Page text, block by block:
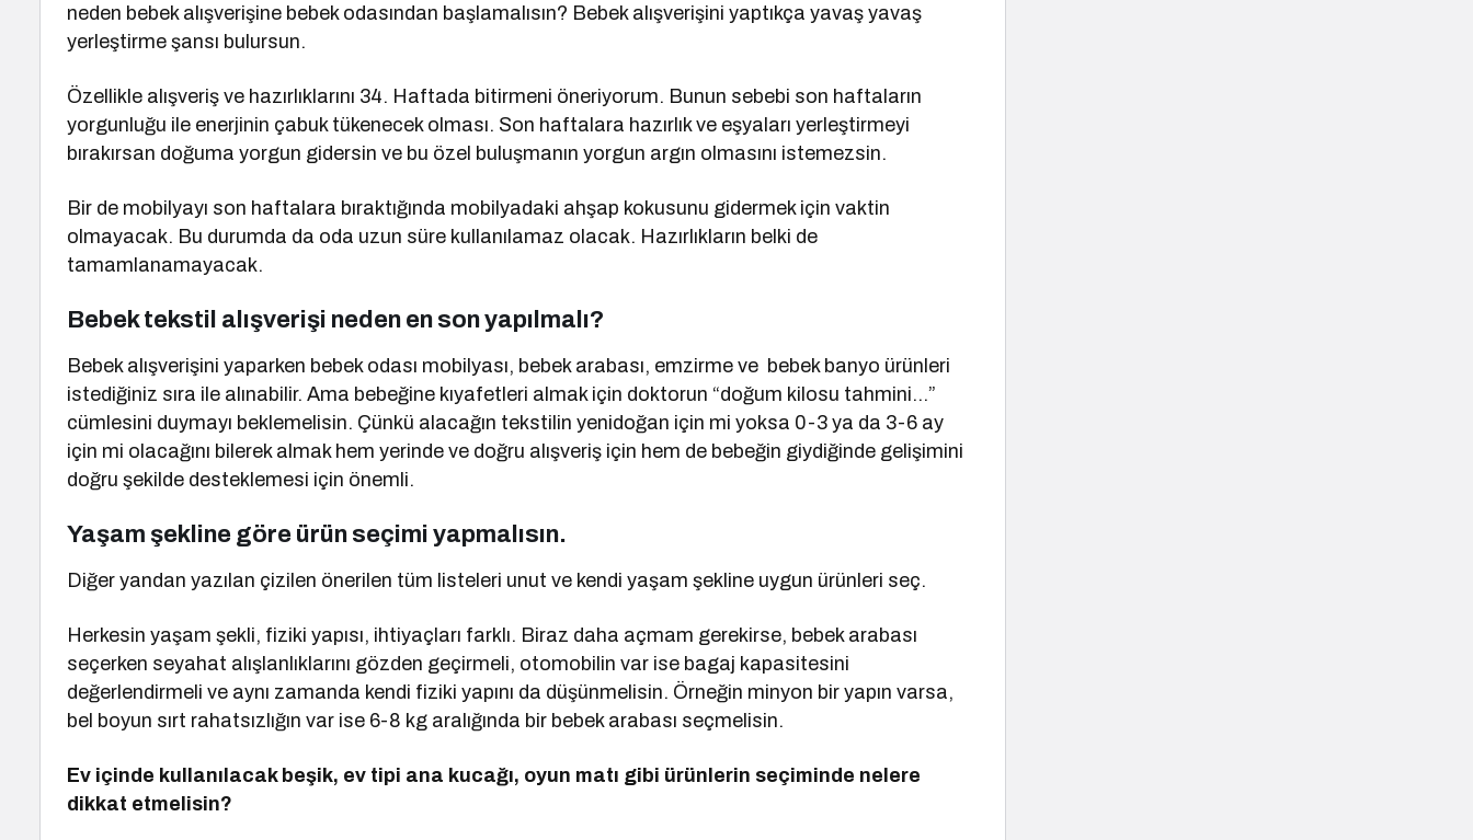
neden bebek alışverişine bebek odasından başlamalısın? Bebek alışverişini yaptıkça yavaş yavaş
yerleştirme şansı bulursun.
Özellikle alışveriş ve hazırlıklarını 34. Haftada bitirmeni öneriyorum. Bunun sebebi son haftaların
yorgunluğu ile enerjinin çabuk tükenecek olması. Son haftalara hazırlık ve eşyaları yerleştirmeyi
bırakırsan doğuma yorgun gidersin ve bu özel buluşmanın yorgun argın olmasını istemezsin.
Bir de mobilyayı son haftalara bıraktığında mobilyadaki ahşap kokusunu gidermek için vaktin
olmayacak. Bu durumda da oda uzun süre kullanılamaz olacak. Hazırlıkların belki de
tamamlanamayacak.
Bebek tekstil alışverişi neden en son yapılmalı?
Bebek alışverişini yaparken bebek odası mobilyası, bebek arabası, emzirme ve bebek banyo ürünleri
istediğiniz sıra ile alınabilir. Ama bebeğine kıyafetleri almak için doktorun “doğum kilosu tahmini…”
cümlesini duymayı beklemelisin. Çünkü alacağın tekstilin yenidoğan için mi yoksa 0-3 ya da 3-6 ay
için mi olacağını bilerek almak hem yerinde ve doğru alışveriş için hem de bebeğin giydiğinde gelişimini
doğru şekilde desteklemesi için önemli.
Yaşam şekline göre ürün seçimi yapmalısın.
Diğer yandan yazılan çizilen önerilen tüm listeleri unut ve kendi yaşam şekline uygun ürünleri seç.
Herkesin yaşam şekli, fiziki yapısı, ihtiyaçları farklı. Biraz daha açmam gerekirse, bebek arabası
seçerken seyahat alışlanlıklarını gözden geçirmeli, otomobilin var ise bagaj kapasitesini
değerlendirmeli ve aynı zamanda kendi fiziki yapını da düşünmelisin. Örneğin minyon bir yapın varsa,
bel boyun sırt rahatsızlığın var ise 6-8 kg aralığında bir bebek arabası seçmelisin.
Ev içinde kullanılacak beşik, ev tipi ana kucağı, oyun matı gibi ürünlerin seçiminde nelere
dikkat etmelisin?